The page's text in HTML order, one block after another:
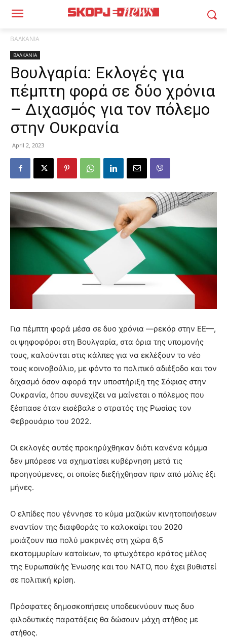
ΒΑΛΚΑΝΙΑ
ΒΑΛΚΑΝΙΑ
Βουλγαρία: Εκλογές για
πέμπτη φορά σε δύο χρόνια
– Διχασμός για τον πόλεμο
στην Ουκρανία
April 2, 2023
Για πέμπτη φορά μέσα σε δυο χρόνια —ρεκόρ στην ΕΕ—,
οι ψηφοφόροι στη Βουλγαρία, στα όρια της υπομονής
τους, καλούνται στις κάλπες για να εκλέξουν το νέο
τους κοινοβούλιο, με φόντο το πολιτικό αδιέξοδο και τον
διχασμό όσον αφορά την υποστήριξη της Σόφιας στην
Ουκρανία, όπου συνεχίζει να μαίνεται ο πόλεμος που
ξέσπασε όταν εισέβαλε ο στρατός της Ρωσίας τον
Φεβρουάριο του 2022.
Οι εκλογές αυτές προκηρύχθηκαν διότι κανένα κόμμα
δεν μπόρεσε να σχηματίσει κυβέρνηση μετά τις
προηγούμενες, οι οποίες διεξήχθησαν πριν από μόλις έξι
μήνες.
Ο ελπίδες που γέννησε το κύμα μαζικών κινητοποιήσεων
εναντίον της διαφθοράς το καλοκαίρι του 2020
μοιάζουν πια πολύ μακρινές στη χώρα 6,5
εκατομμυρίων κατοίκων, το φτωχότερο κράτος μέλος
της Ευρωπαϊκής Ένωσης και του NATO, που έχει βυθιστεί
σε πολιτική κρίση.
Πρόσφατες δημοσκοπήσεις υποδεικνύουν πως δυο
φιλοδυτικές παρατάξεις θα δώσουν μάχη στήθος με
στήθος.